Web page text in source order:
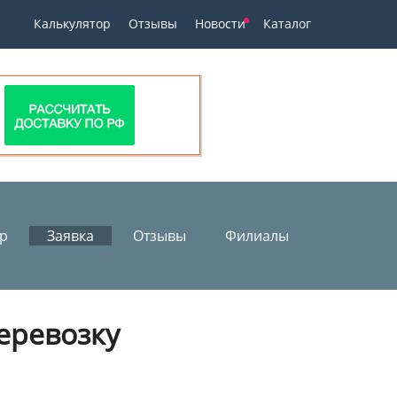
Калькулятор Отзывы Новости Каталог
Заявка Отзывы Филиалы